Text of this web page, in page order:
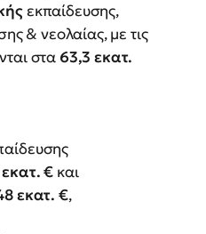
εκπαίδευσης,
& νεολαίας, με τις
στα 63,3 εκατ.
€ και
εκατ. €,